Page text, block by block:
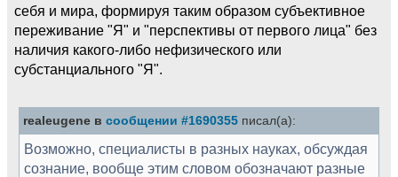
себя и мира, формируя таким образом субъективное
переживание "Я" и "перспективы от первого лица" без
наличия какого-либо нефизического или
субстанциального "Я".
realeugene в сообщении #1690355 писал(а):
Возможно, специалисты в разных науках, обсуждая
сознание, вообще этим словом обозначают разные